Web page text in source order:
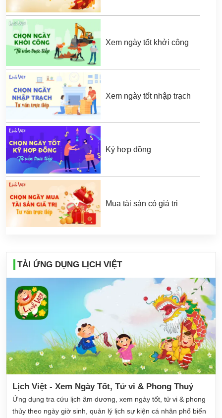
Xem ngày tốt khởi công
Xem ngày tốt nhập trạch
Ký hợp đồng
Mua tài sản có giá trị
TẢI ỨNG DỤNG LỊCH VIỆT
Lịch Việt - Xem Ngày Tốt, Tử vi & Phong Thuỷ
Ứng dụng tra cứu lịch âm dương, xem ngày tốt, tử vi & phong
thủy theo ngày giờ sinh, quản lý lịch sự kiện cá nhân phổ biến